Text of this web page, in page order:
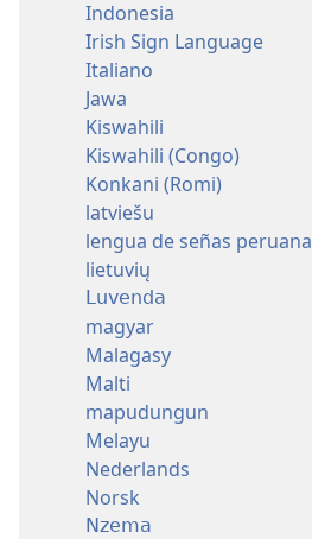
Indonesia
Irish Sign Language
Italiano
Jawa
Kiswahili
Kiswahili (Congo)
Konkani (Romi)
latviešu
lengua de señas peruana
lietuvių
Luvenda
magyar
Malagasy
Malti
mapudungun
Melayu
Nederlands
Norsk
Nzema